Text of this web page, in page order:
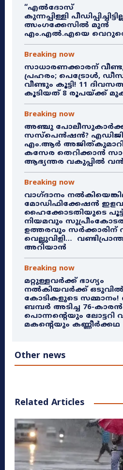
“എൽദോസ്
കുന്നപ്പിള്ളി
ത്സംഗക്കേസിൽ മുൻ
എം.എൽ.എയെ
Breaking now
സാധാരണക്കാരന്
പ്രഹരം; പെട്രോൾ,
വീണ്ടും കൂട്ടി! 11
കൂടിയത് 8 രൂപയ്ക്ക്
Breaking now
അഞ്ചു
സസ്‌പെൻഷൻ?
എം.ആർ
കസേര തെറിക്കാൻ
ആഭ്യന്തര വകുപ്പിൽ വൻ
Breaking now
വാഗ്ദാനം
മോഡിഫിക്കേഷൻ
ഹൈക്കോടതിയുടെ പൂട്ട്;
നിയമവും
ഉത്തരവും സർക്കാരിന്
വെല്ലുവിളി…
അറിയാൻ
Breaking now
മറ്റുള്ളവർക്ക് ഭാഗ്യം
നൽകിയവർക്ക് ഒടുവിൽ
കോടികളുടെ
ബമ്പർ അടിച്ച 76-കാരൻ
പൊന്നന്റെയും ലോട്ടറി
മകന്റെയും കണ്ണീർക്കഥ
Other news
Related Articles